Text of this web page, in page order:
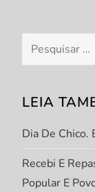
P
o
s
t
Pesquisar
por:
LEIA
Dia De Chico.
Recebi E
Popular E